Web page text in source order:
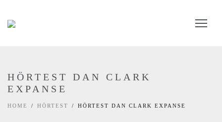
HÖRTEST DAN CLARK
EXPANSE
HOME HÖRTEST HÖRTEST DAN CLARK EXPANSE